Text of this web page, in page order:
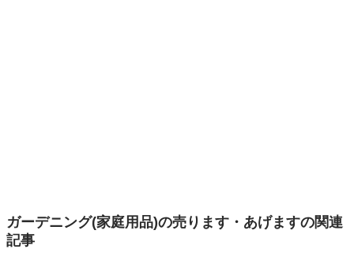
ガーデニング(家庭用品)の売ります・あげますの関連
記事